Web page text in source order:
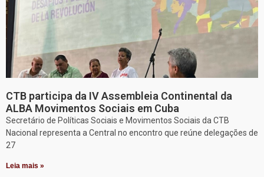
CTB participa da IV Assembleia Continental da
ALBA Movimentos Sociais em Cuba
Secretário de Políticas Sociais e Movimentos Sociais da CTB
Nacional representa a Central no encontro que reúne delegações de
27
Leia mais »